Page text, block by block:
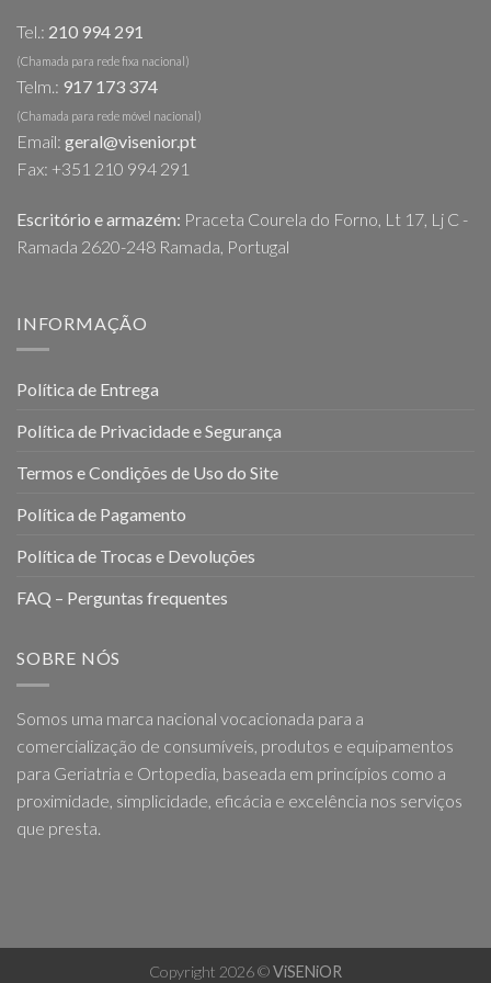
on
the
product
page
Tel.: 210 994 291
(Chamada para rede fixa nacional)
Telm.: 917 173 374
(Chamada para rede móvel nacional)
Email: geral@visenior.pt
Fax: +351 210 994 291
Escritório e armazém: Praceta Courela do Forno, Lt 17, Lj C -
Ramada 2620-248 Ramada, Portugal
INFORMAÇÃO
Política de Entrega
Política de Privacidade e Segurança
Termos e Condições de Uso do Site
Política de Pagamento
Política de Trocas e Devoluções
FAQ – Perguntas frequentes
SOBRE NÓS
Somos uma marca nacional vocacionada para a
comercialização de consumíveis, produtos e equipamentos
para Geriatria e Ortopedia, baseada em princípios como a
proximidade, simplicidade, eficácia e excelência nos serviços
que presta.
Copyright 2026 ©ViSENiOR